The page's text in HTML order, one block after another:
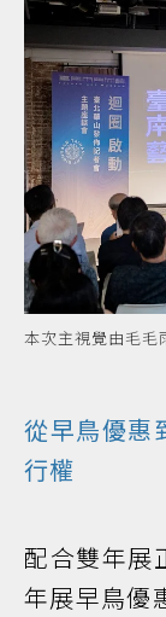
本次主視覺由毛毛
從早鳥優惠
行權
配合雙年展
年展早鳥優